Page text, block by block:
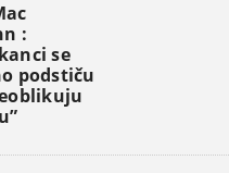
:
se
podstiču